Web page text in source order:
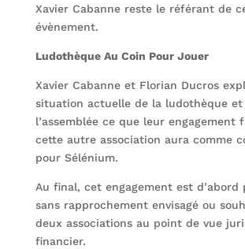
Xavier Cabanne reste le référant de
évènement.
Ludothèque Au Coin Pour Jouer
Xavier Cabanne et Florian Ducros
situation actuelle de la ludothèque
l’assemblée ce que leur engagement
cette autre association aura comme
pour Sélénium.
Au final, cet engagement est d’abord
sans rapprochement envisagé ou
deux associations au point de vue
financier.